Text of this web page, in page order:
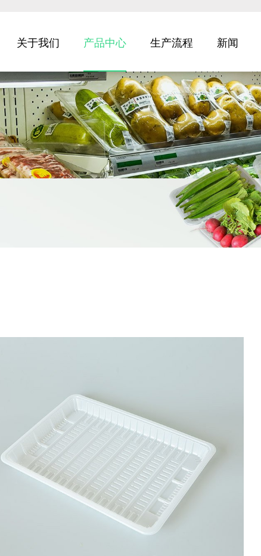
关于我们 产品中心 生产流程 新闻